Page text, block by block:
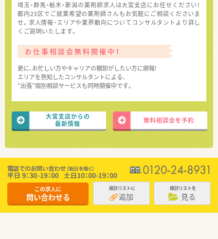
埼玉・群馬・栃木・新潟の薬剤師求人は大宮支店にお任せください！
都内23区でご就業希望の薬剤師さんもお気軽にご相談くださいま
せ。求人情報・エリアや業界動向についてコンサルタントより詳し
くご説明いたします。
お仕事相談会無料開催中！
更に、お忙しい方やキャリアの棚卸がしたい方に朗報!
エリアを熟知したコンサルタントによる、
“出張”個別相談サービスも同時開催中です。
大宮支店からの
最新情報
無料相談会を予約
この求人に
問い合わせる
検討リストに
追加
検討リストを
見る